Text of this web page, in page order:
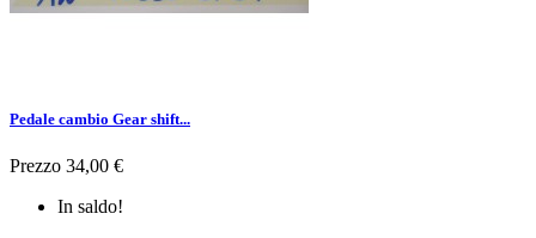
Pedale cambio Gear shift...
Prezzo 34,00 €
In saldo!